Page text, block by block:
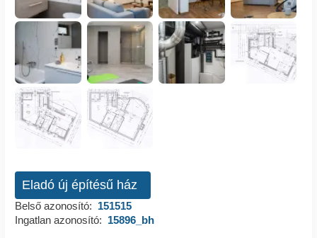
Eladó új építésű ház
Belső azonosító: 151515
Ingatlan azonosító: 15896_bh